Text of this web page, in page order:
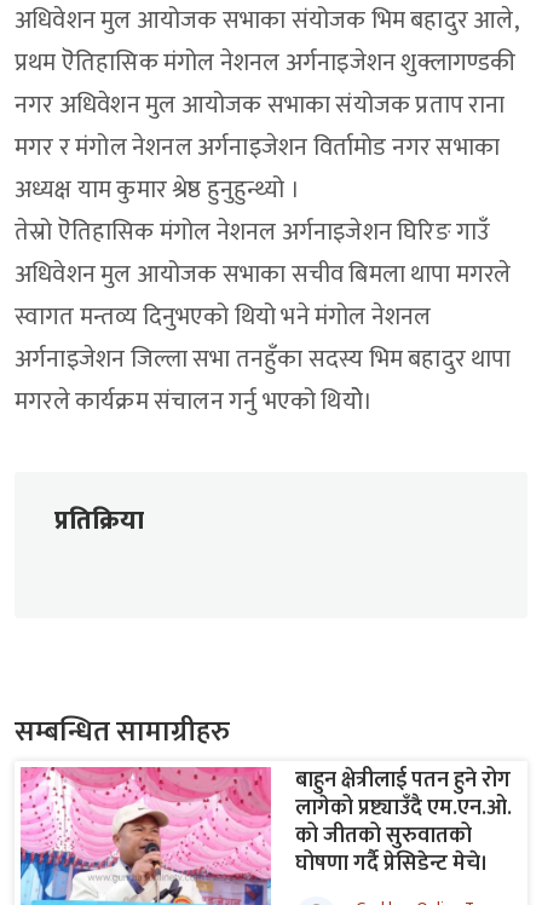
अधिवेशन मुल आयोजक सभाका संयोजक भिम बहादुर आले,
प्रथम ऎतिहासिक मंगोल नेशनल अर्गनाइजेशन शुक्लागण्डकी
नगर अधिवेशन मुल आयोजक सभाका संयोजक प्रताप राना
मगर र मंगोल नेशनल अर्गनाइजेशन विर्तामोड नगर सभाका
अध्यक्ष याम कुमार श्रेष्ठ हुनुहुन्थ्यो ।
तेस्रो ऎतिहासिक मंगोल नेशनल अर्गनाइजेशन घिरिङ गाउँ
अधिवेशन मुल आयोजक सभाका सचीव बिमला थापा मगरले
स्वागत मन्तव्य दिनुभएको थियो भने मंगोल नेशनल
अर्गनाइजेशन जिल्ला सभा तनहुँका सदस्य भिम बहादुर थापा
मगरले कार्यक्रम संचालन गर्नु भएको थियोे।
प्रतिक्रिया
सम्बन्धित सामाग्रीहरु
बाहुन क्षेत्रीलाई पतन हुने रोग
लागेको प्रष्ट्याउँदै एम.एन.ओ.
को जीतको सुरुवातको
घोषणा गर्दै प्रेसिडेन्ट मेचे।